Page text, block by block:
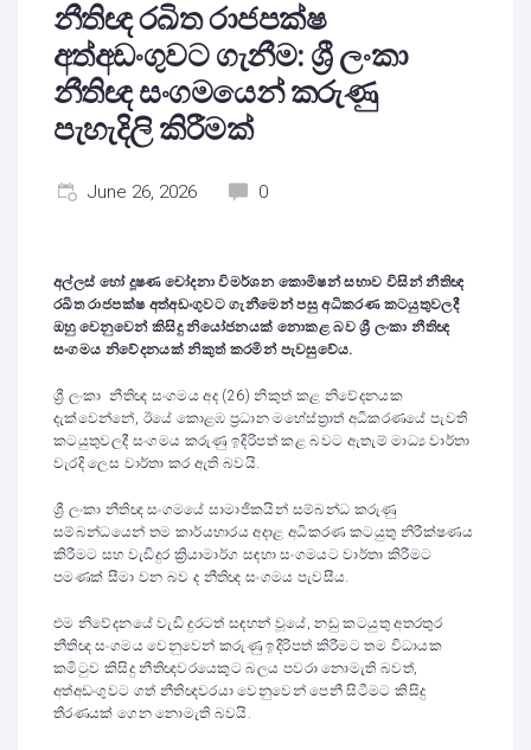
නීතිඥ රඛිත රාජපක්ෂ
අත්අඩංගුවට ගැනීම: ශ්‍රී ලංකා
නීතිඥ සංගමයෙන් කරුණු
පැහැදිලි කිරීමක්
June 26, 2026 0
අල්ලස් හෝ දූෂණ චෝදනා විමර්ශන කොමිෂන් සභාව විසින් නීතිඥ
රඛිත රාජපක්ෂ අත්අඩංගුවට ගැනීමෙන් පසු අධිකරණ කටයුතුවලදී
ඔහු වෙනුවෙන් කිසිදු නියෝජනයක් නොකළ බව ශ්‍රී ලංකා නීතිඥ
සංගමය නිවේදනයක් නිකුත් කරමින් පැවසුවේය.
ශ්‍රී ලංකා නීතිඥ සංගමය අද (26) නිකුත් කළ නිවේදනයක
දැක්වෙන්නේ, ඊයේ කොළඹ ප්‍රධාන මහේස්ත්‍රාත් අධිකරණයේ පැවති
කටයුතුවලදී සංගමය කරුණු ඉදිරිපත් කළ බවට ඇතැම් මාධ්‍ය වාර්තා
වැරදි ලෙස වාර්තා කර ඇති බවයි.
ශ්‍රී ලංකා නීතිඥ සංගමයේ සාමාජිකයින් සම්බන්ධ කරුණු
සම්බන්ධයෙන් තම කාර්යභාරය අදාළ අධිකරණ කටයුතු නිරීක්ෂණය
කිරීමට සහ වැඩිදුර ක්‍රියාමාර්ග සඳහා සංගමයට වාර්තා කිරීමට
පමණක් සීමා වන බව ද නීතිඥ සංගමය පැවසීය.
එම නිවේදනයේ වැඩි දුරටත් සඳහන් වූයේ, නඩු කටයුතු අතරතුර
නීතිඥ සංගමය වෙනුවෙන් කරුණු ඉදිරිපත් කිරීමට තම විධායක
කමිටුව කිසිදු නීතිඥවරයෙකුට බලය පවරා නොමැති බවත්,
අත්අඩංගුවට ගත් නීතිඥවරයා වෙනුවෙන් පෙනී සිටීමට කිසිදු
තීරණයක් ගෙන නොමැති බවයි.